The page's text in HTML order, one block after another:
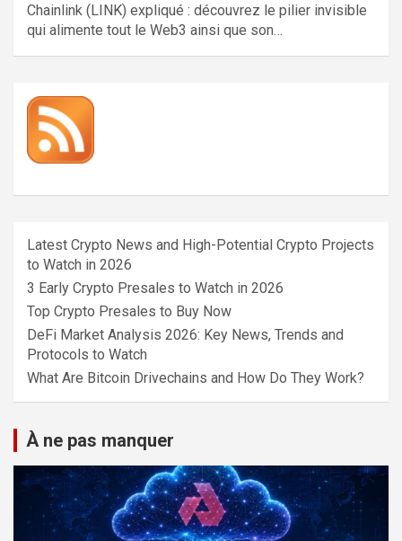
Chainlink (LINK) expliqué : découvrez le pilier invisible
qui alimente tout le Web3 ainsi que son…
Latest Crypto News and High-Potential Crypto Projects
to Watch in 2026
3 Early Crypto Presales to Watch in 2026
Top Crypto Presales to Buy Now
DeFi Market Analysis 2026: Key News, Trends and
Protocols to Watch
What Are Bitcoin Drivechains and How Do They Work?
À ne pas manquer